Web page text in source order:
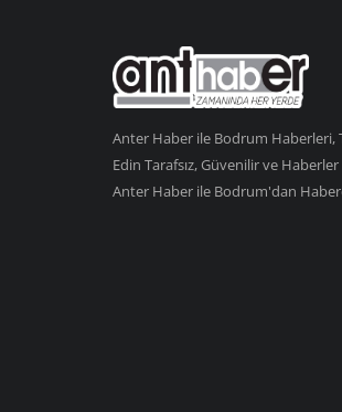
Anter Haber ile Bodrum Haberleri,
Edin Tarafsız, Güvenilir ve
Anter Haber ile Bodrum'dan